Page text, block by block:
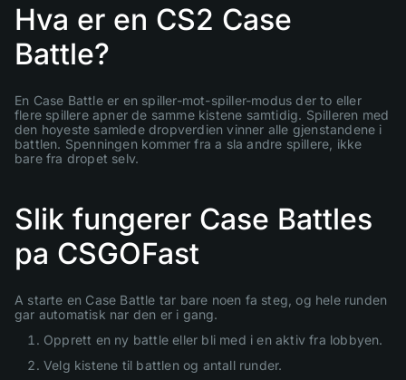
Hva er en CS2 Case
Battle?
En Case Battle er en spiller-mot-spiller-modus der to eller
flere spillere apner de samme kistene samtidig. Spilleren med
den hoyeste samlede dropverdien vinner alle gjenstandene i
battlen. Spenningen kommer fra a sla andre spillere, ikke
bare fra dropet selv.
Slik fungerer Case Battles
pa CSGOFast
A starte en Case Battle tar bare noen fa steg, og hele runden
gar automatisk nar den er i gang.
Opprett en ny battle eller bli med i en aktiv fra lobbyen.
Velg kistene til battlen og antall runder.